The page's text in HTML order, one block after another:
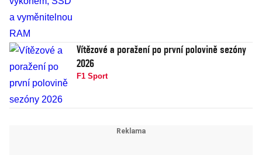
Vítězové a poražení po první polovině sezóny
2026
F1 Sport